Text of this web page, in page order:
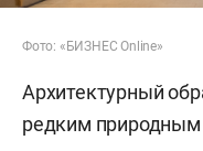
Фото: «БИЗНЕС Online»
Архитектурный
редким